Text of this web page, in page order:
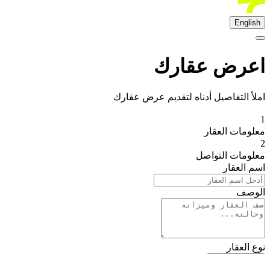
English
اعرض عقارك
املأ التفاصيل أدناه لتقديم عرض عقارك
1
معلومات العقار
2
معلومات التواصل
اسم العقار
الوصف
نوع العقار